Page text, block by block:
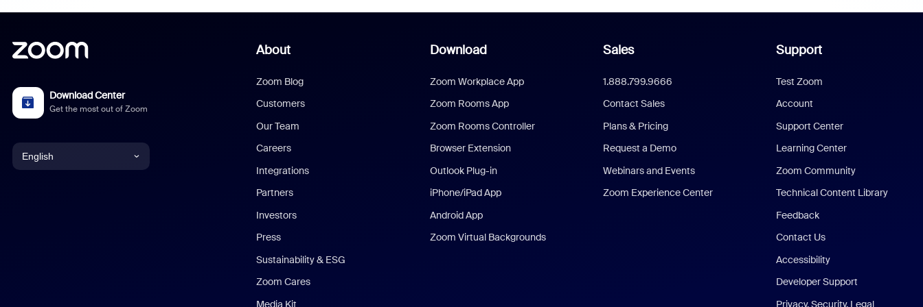
Download Center
Get the most out of Zoom
English
About
Zoom Blog
Customers
Our Team
Careers
Integrations
Partners
Investors
Press
Sustainability & ESG
Zoom Cares
Media Kit
Download
Zoom Workplace App
Zoom Rooms App
Zoom Rooms Controller
Browser Extension
Outlook Plug-in
iPhone/iPad App
Android App
Zoom Virtual Backgrounds
Sales
1.888.799.9666
Contact Sales
Plans & Pricing
Request a Demo
Webinars and Events
Zoom Experience Center
Support
Test Zoom
Account
Support Center
Learning Center
Zoom Community
Technical Content Library
Feedback
Contact Us
Accessibility
Developer Support
Privacy, Security, Legal